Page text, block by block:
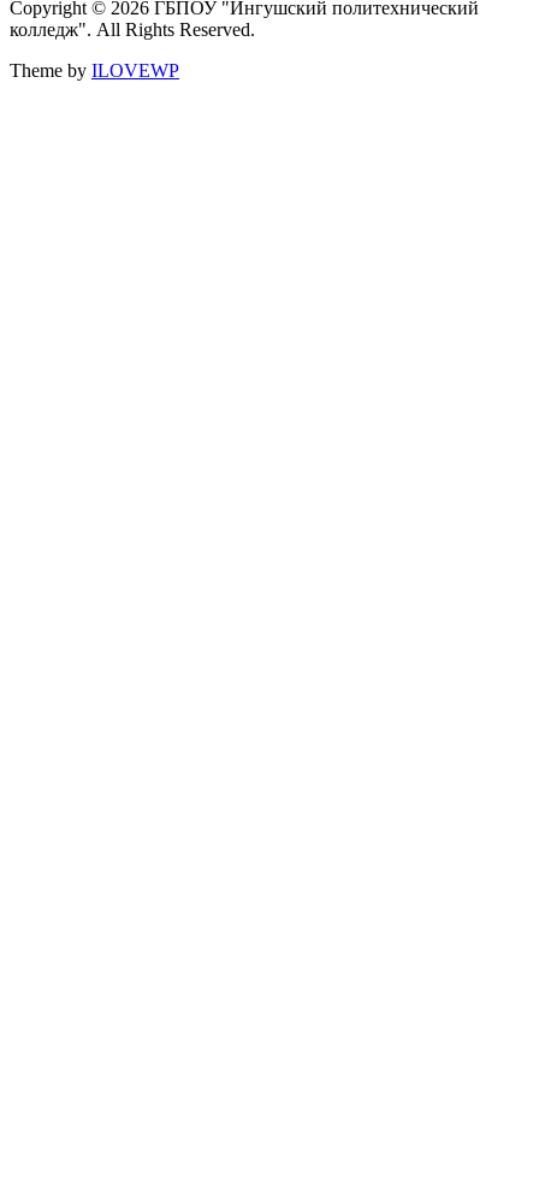
Copyright © 2026 ГБПОУ "Ингушский политехнический
колледж". All Rights Reserved.
Theme by ILOVEWP